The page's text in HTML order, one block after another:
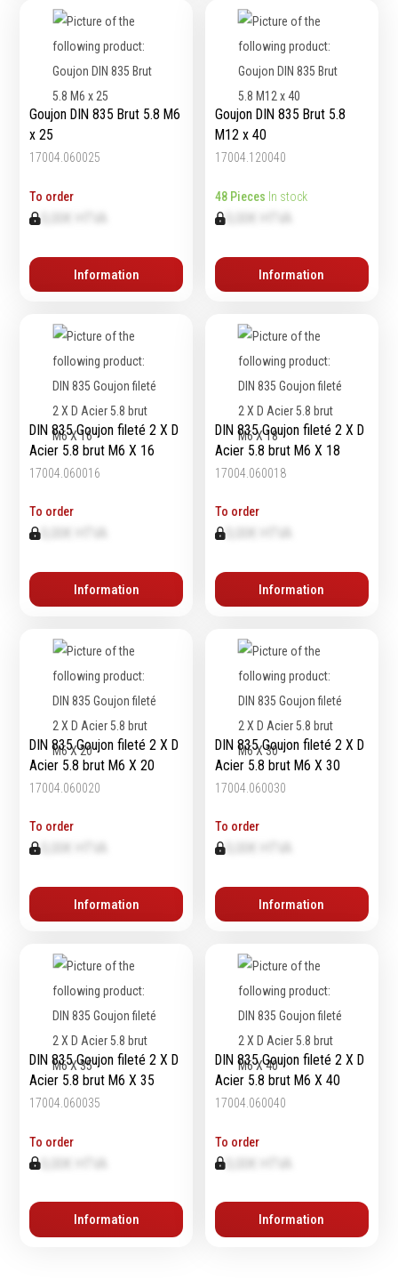
Echelles & Escabeaux
Graissage & huilage
Goujon DIN 835 Brut 5.8 M6
x 25
17004.060025
To order
0,00€ HTVA
Information
Goujon DIN 835 Brut 5.8
M12 x 40
17004.120040
48 Pieces In stock
Information
DIN 835 Goujon fileté 2 X D
Acier 5.8 brut M6 X 16
17004.060016
To order
0,00€ HTVA
Information
DIN 835 Goujon fileté 2 X D
Acier 5.8 brut M6 X 18
17004.060018
To order
Information
DIN 835 Goujon fileté 2 X D
Acier 5.8 brut M6 X 20
17004.060020
To order
0,00€ HTVA
Information
DIN 835 Goujon fileté 2 X D
Acier 5.8 brut M6 X 30
17004.060030
To order
Information
DIN 835 Goujon fileté 2 X D
Acier 5.8 brut M6 X 35
17004.060035
To order
0,00€ HTVA
Information
DIN 835 Goujon fileté 2 X D
Acier 5.8 brut M6 X 40
17004.060040
To order
Information